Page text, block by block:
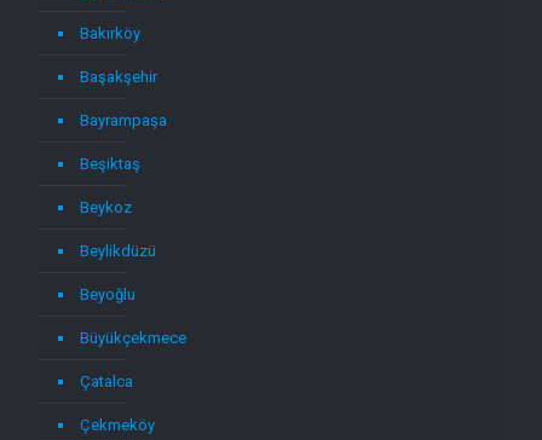
Bakırköy
Başakşehir
Bayrampaşa
Beşiktaş
Beykoz
Beylikdüzü
Beyoğlu
Büyükçekmece
Çatalca
Çekmeköy